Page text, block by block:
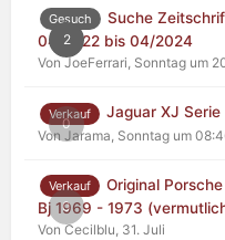
2
Gesuch
Suche
04/2022 bis 04/2024
Von JoeFerrari, Sonntag um
0
Verkauf Jaguar XJ
Von Jarama, Sonntag um
0
Verkauf
Original
Bj 1969 - 1973
Von Cecilblu, 31. Juli